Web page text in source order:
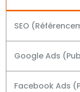
SEO
Google Ads
Facebook Ads